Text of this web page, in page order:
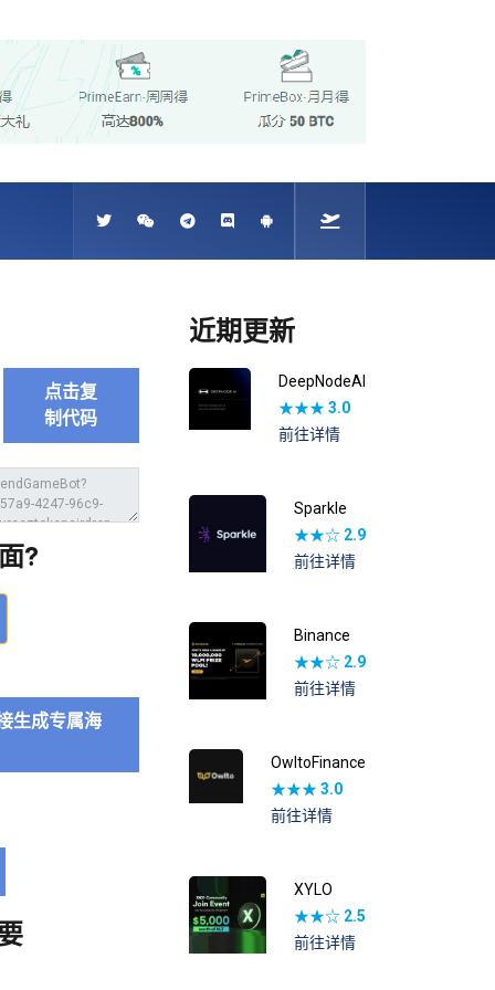
点击复
制代码
?
生成专属海
近期更新
DeepNodeAI
★★★3.0
前往详情
Sparkle
★★☆ 2.9
前往详情
Binance
★★☆ 2.9
前往详情
OwltoFinance
★★★3.0
前往详情
XYLO
★★☆ 2.5
前往详情